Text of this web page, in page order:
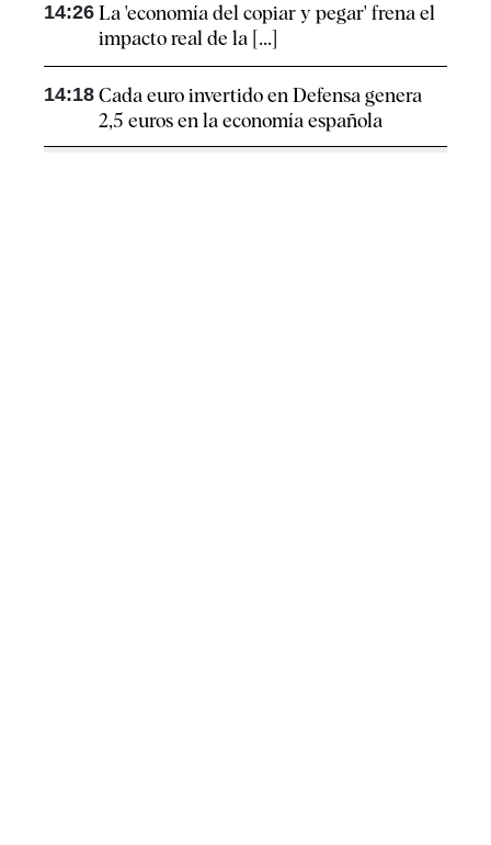
14:26 La 'economía del copiar y pegar' frena el
impacto real de la [...]
14:18 Cada euro invertido en Defensa genera
2,5 euros en la economía española